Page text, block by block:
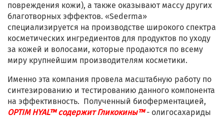
повреждения кожи), а также оказывают массу других
благотворных эффектов. «Sederma»
специализируется на производстве широкого спектра
косметических ингредиентов для продуктов по уходу
за кожей и волосами, которые продаются по всему
миру крупнейшим производителям косметики.
Именно эта компания провела масштабную работу по
синтезированию и тестированию данного компонента
на эффективность. Полученный биоферментацией,
OPTIM HYAL™ содержит Гликокины™- олигосахариды